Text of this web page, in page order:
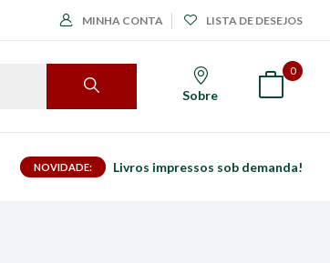
MINHA CONTA LISTA DE DESEJOS
Sobre
0
NOVIDADE: Livros impressos sob demanda!